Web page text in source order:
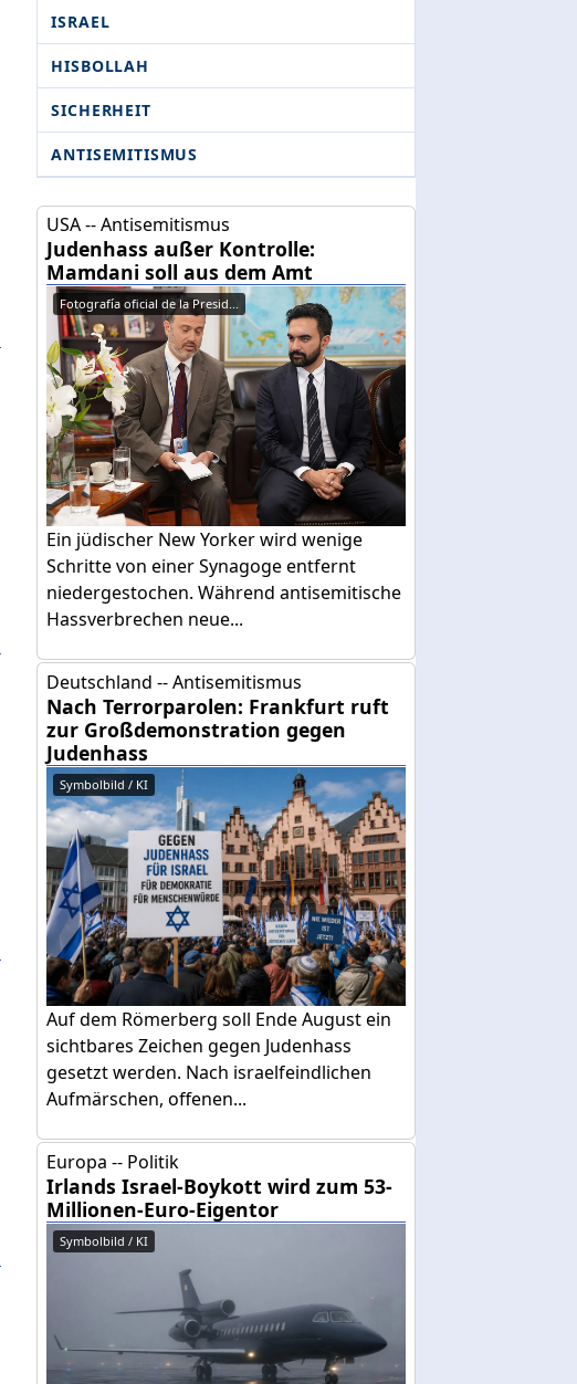
ISRAEL
HISBOLLAH
SICHERHEIT
ANTISEMITISMUS
USA -- Antisemitismus
Judenhass außer Kontrolle:
Mamdani soll aus dem Amt
Fotografía oficial de la Presid...
Ein jüdischer New Yorker wird wenige
Schritte von einer Synagoge entfernt
niedergestochen. Während antisemitische
Hassverbrechen neue...
Deutschland -- Antisemitismus
Nach Terrorparolen: Frankfurt ruft
zur Großdemonstration gegen
Judenhass
Symbolbild / KI
Auf dem Römerberg soll Ende August ein
sichtbares Zeichen gegen Judenhass
gesetzt werden. Nach israelfeindlichen
Aufmärschen, offenen...
Europa -- Politik
Irlands Israel-Boykott wird zum 53-
Millionen-Euro-Eigentor
Symbolbild / KI